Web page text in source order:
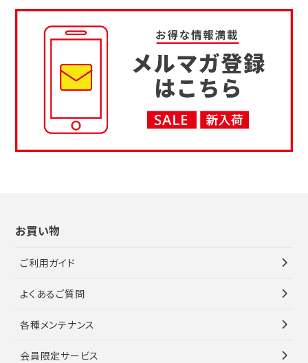
お買い物
ご利用ガイド
よくあるご質問
各種メンテナンス
会員限定サービス